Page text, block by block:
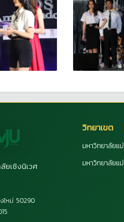
ยเชิงนิเวศ
ใหม่ 50290
วิทยาเขต
มหาวิทยาลัยแ
มหาวิทยาลัยแ